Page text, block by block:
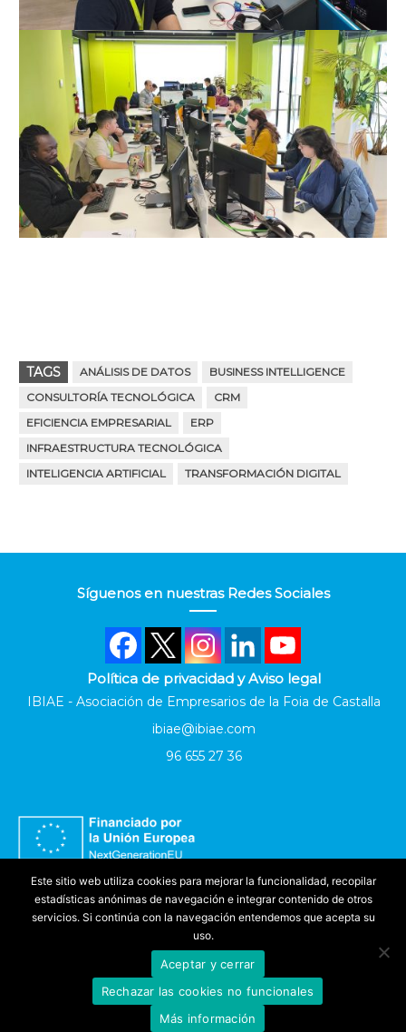
TAGS ANÁLISIS DE DATOS
BUSINESS INTELLIGENCE
CONSULTORÍA TECNOLÓGICA
CRM
EFICIENCIA EMPRESARIAL
ERP
INFRAESTRUCTURA TECNOLÓGICA
INTELIGENCIA ARTIFICIAL
TRANSFORMACIÓN DIGITAL
Síguenos en nuestras Redes Sociales
Política de privacidad y Aviso legal
IBIAE - Asociación de Empresarios de la Foia de Castalla
ibiae@ibiae.com
96 655 27 36
Accesibilidad
IBIAE2025. Todos los derechos reservados
Produced byEvoteknic
Este sitio web utiliza cookies para mejorar la funcionalidad, recopilar
estadísticas anónimas de navegación e integrar contenido de otros
servicios. Si continúa con la navegación entendemos que acepta su
uso.
Aceptar y cerrar
Rechazar las cookies no funcionales
Más información